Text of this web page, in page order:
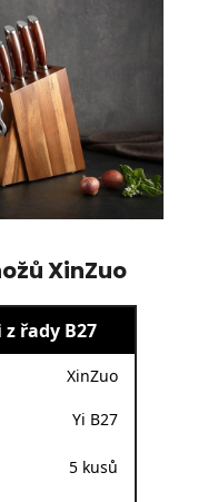
XinZuo
řady B27
XinZuo
Yi B27
5 kusů